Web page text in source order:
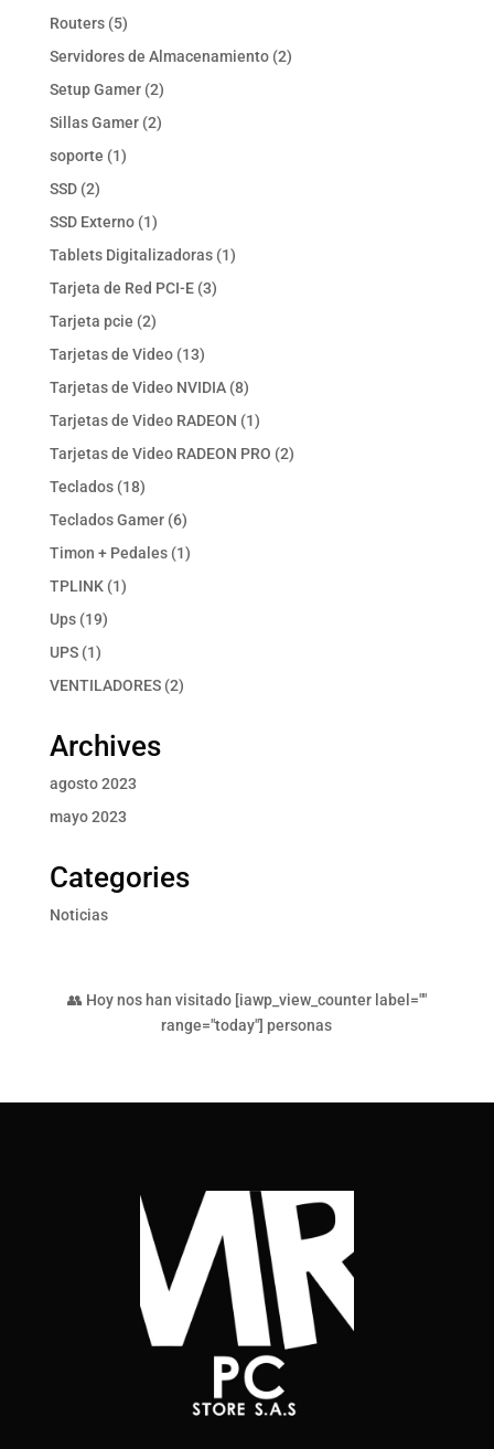
Routers 55
productos
Servidores de Almacenamiento 22
Setup Gamer 22
productos
Sillas Gamer 22
soporte 11
SSD 22
productos
SSD Externo 11
producto
Tablets Digitalizadoras 11
Tarjeta de Red PCI-E 33
Tarjeta pcie 22
productos
Tarjetas de Video 1313
productos
Tarjetas de Video NVIDIA 88
productos
Tarjetas de Video RADEON 11
producto
Tarjetas de Video RADEON PRO 22
Teclados 1818
productos
Teclados Gamer 66
productos
Timon + Pedales 11
TPLINK 11
Ups 1919
UPS 11
producto
VENTILADORES 22
Archives
agosto 2023
mayo 2023
Categories
Noticias
👥 Hoy nos han visitado [iawp_view_counter label=""
range="today"] personas